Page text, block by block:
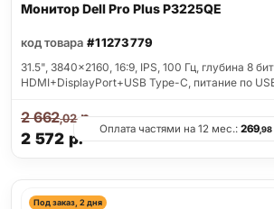
Монитор Dell Pro Plus P3225QE
код товара #11273779
31.5", 3840x2160, 16:9, IPS, 100 Гц, глубина 8
HDMI+DisplayPort+USB Type-C, питание по
2 572 р.
2 662,02р.
Оплата частями на 12 мес.:269,98
Под заказ, 2 дня